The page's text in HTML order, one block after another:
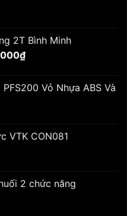
2T Bình Minh
₫Giá
là: Vỏ Nhựa ABS Và
VTK CON081
2 chức năng